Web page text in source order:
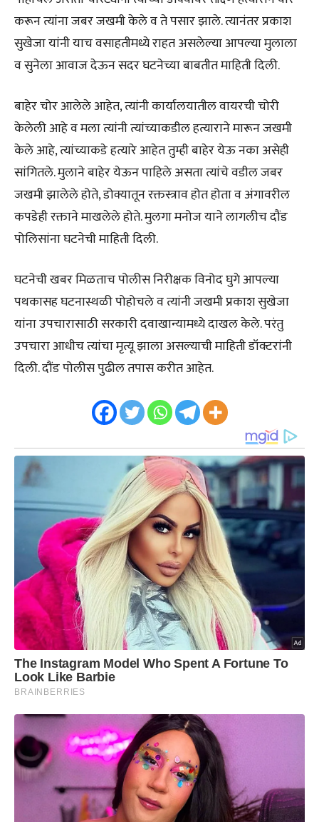
करून त्यांना जबर जखमी केले व ते पसार झाले. त्यानंतर प्रकाश
सुखेजा यांनी याच वसाहतीमध्ये राहत असलेल्या आपल्या मुलाला
व सुनेला आवाज देऊन सदर घटनेच्या बाबतीत माहिती दिली.
बाहेर चोर आलेले आहेत, त्यांनी कार्यालयातील वायरची चोरी
केलेली आहे व मला त्यांनी त्यांच्याकडील हत्याराने मारून जखमी
केले आहे, त्यांच्याकडे हत्यारे आहेत तुम्ही बाहेर येऊ नका असेही
सांगितले. मुलाने बाहेर येऊन पाहिले असता त्यांचे वडील जबर
जखमी झालेले होते, डोक्यातून रक्तस्त्राव होत होता व अंगावरील
कपडेही रक्ताने माखलेले होते. मुलगा मनोज याने लागलीच दौंड
पोलिसांना घटनेची माहिती दिली.
घटनेची खबर मिळताच पोलीस निरीक्षक विनोद घुगे आपल्या
पथकासह घटनास्थळी पोहोचले व त्यांनी जखमी प्रकाश सुखेजा
यांना उपचारासाठी सरकारी दवाखान्यामध्ये दाखल केले. परंतु
उपचारा आधीच त्यांचा मृत्यू झाला असल्याची माहिती डॉक्टरांनी
दिली. दौंड पोलीस पुढील तपास करीत आहेत.